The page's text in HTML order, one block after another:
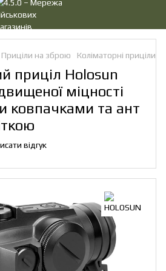
Приціли на зброю Коліматорні приціли
приціл Holosun
міцності
ковпачками та ант
відгук